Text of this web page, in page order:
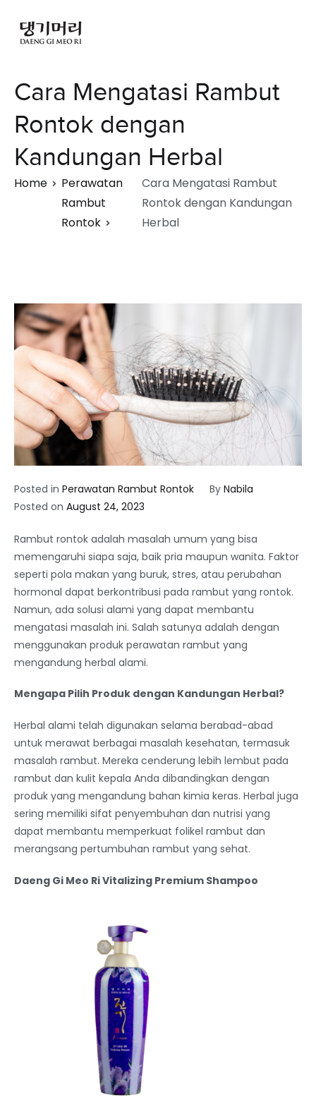
Cara Mengatasi Rambut
Rontok dengan
Kandungan Herbal
Home
Perawatan
Rambut
Rontok
Cara Mengatasi Rambut
Rontok dengan Kandungan
Herbal
Posted in Perawatan Rambut Rontok By Nabila
Posted on August 24, 2023
Rambut rontok adalah masalah umum yang bisa
memengaruhi siapa saja, baik pria maupun wanita. Faktor
seperti pola makan yang buruk, stres, atau perubahan
hormonal dapat berkontribusi pada rambut yang rontok.
Namun, ada solusi alami yang dapat membantu
mengatasi masalah ini. Salah satunya adalah dengan
menggunakan produk perawatan rambut yang
mengandung herbal alami.
Mengapa Pilih Produk dengan Kandungan Herbal?
Herbal alami telah digunakan selama berabad-abad
untuk merawat berbagai masalah kesehatan, termasuk
masalah rambut. Mereka cenderung lebih lembut pada
rambut dan kulit kepala Anda dibandingkan dengan
produk yang mengandung bahan kimia keras. Herbal juga
sering memiliki sifat penyembuhan dan nutrisi yang
dapat membantu memperkuat folikel rambut dan
merangsang pertumbuhan rambut yang sehat.
Daeng Gi Meo Ri Vitalizing Premium Shampoo